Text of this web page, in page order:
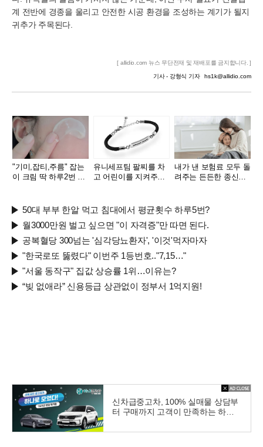
계 전반에 경종을 울리고 안전한 시공 환경을 조성하는 계기가 될지
귀추가 주목된다.
[ allidio.com 뉴스 무단전재 및 재배포를 금지합니다. ]
기사 - 강형식 기자 hs1k@allidio.com
"기미,잡티,주름" 잡는
이 크림 딱 하루2번 발
유니세프팀 팔찌를 차
고 어린이를 지켜주세
내가 낸 보험료 모두 돌
려주는 든든한 종신보
50대 부부 한알 먹고 침대에서 평균횟수 하루5번?
월3000만원 벌고 싶으면 "이 자격증"만 따면 된다.
공복혈당 300넘는 '심각당뇨환자', '이것'먹자마자
"한국로또 뚫렸다" 이번주 1등번호.."7,15…"
"서울 동작구" 집값 상승률 1위…이유는?
“빚 없애라” 신용등급 상관없이 정부서 1억지원!
신차급중고차, 100% 실매물 상담부
터 구매까지 고객이 만족하는 하나